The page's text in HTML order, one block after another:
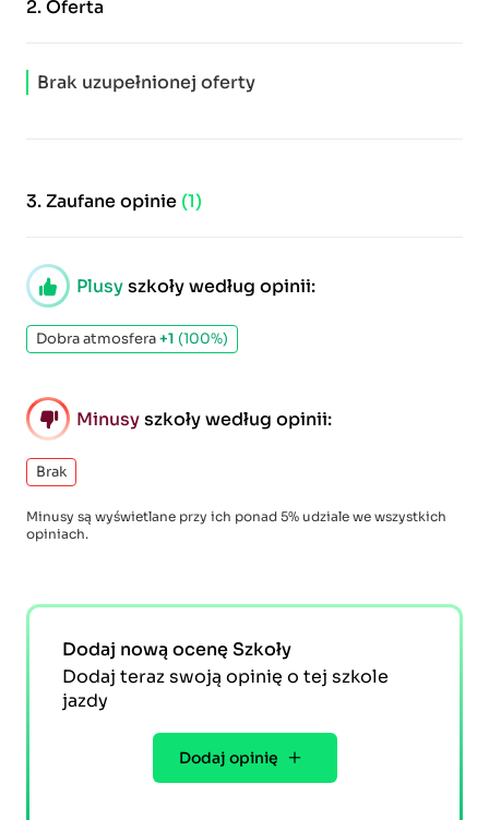
2.Oferta
Brak uzupełnionej oferty
3.Zaufane opinie (1)
Plusyszkoły według opinii:
Dobra atmosfera+1 (100%)
Minusyszkoły według opinii:
Brak
Minusy są wyświetlane przy ich ponad 5% udziale we wszystkich
opiniach.
Dodaj nową ocenę Szkoły
Dodaj teraz swoją opinię o tej szkole
jazdy
Dodaj opinię